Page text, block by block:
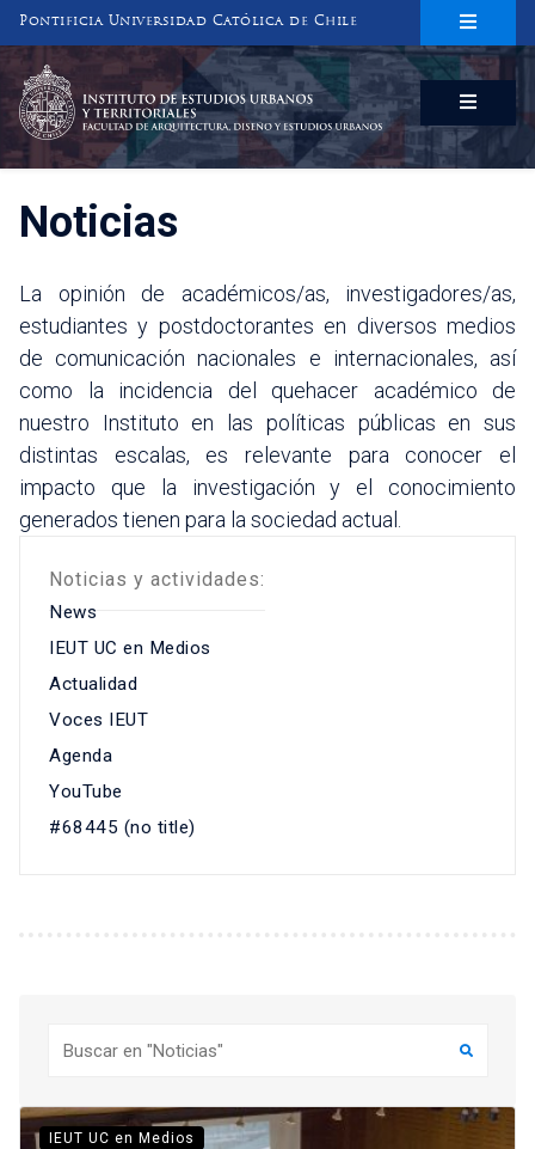
Pontificia Universidad Católica de Chile
INSTITUTO DE ESTUDIOS URBANOS
Y TERRITORIALES
FACULTAD DE ARQUITECTURA, DISEÑO Y ESTUDIOS URBANOS
Noticias
La opinión de académicos/as, investigadores/as,
estudiantes y postdoctorantes en diversos medios
de comunicación nacionales e internacionales, así
como la incidencia del quehacer académico de
nuestro Instituto en las políticas públicas en sus
distintas escalas, es relevante para conocer el
impacto que la investigación y el conocimiento
generados tienen para la sociedad actual.
Noticias y actividades:
News
IEUT UC en Medios
Actualidad
Voces IEUT
Agenda
YouTube
#68445 (no title)
IEUT UC en Medios